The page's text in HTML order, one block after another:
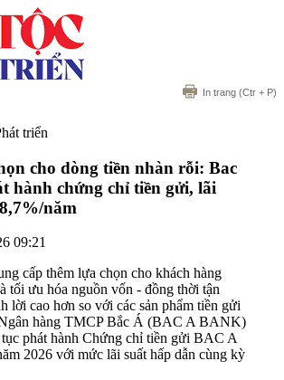
In trang (Ctr + P)
triển
cho dòng tiền nhàn rỗi: Bac
hành chứng chỉ tiền gửi, lãi
năm
09:21
cấp thêm lựa chọn cho khách hàng
tối ưu hóa nguồn vốn - đồng thời tận
lời cao hơn so với các sản phẩm tiền gửi
hàng TMCP Bắc Á (BAC A BANK)
phát hành Chứng chỉ tiền gửi BAC A
2026 với mức lãi suất hấp dẫn cùng kỳ